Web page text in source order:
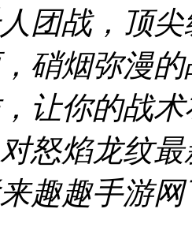
团战，顶
硝烟弥漫
让你的战
怒焰龙纹
趣趣手游